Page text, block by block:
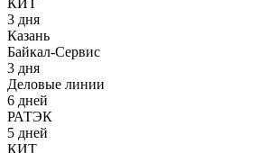
КИТ
3 дня
Казань
Байкал-Сервис
3 дня
Деловые линии
6 дней
РАТЭК
5 дней
КИТ